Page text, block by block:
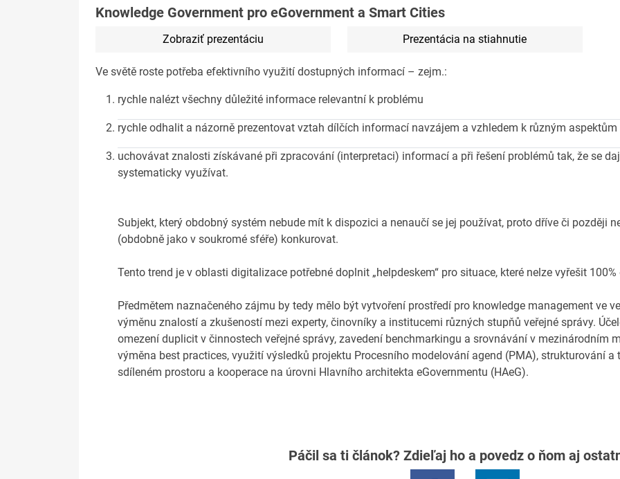
Knowledge Government pro eGovernment a Smart Cities
Zobraziť prezentáciu Prezentácia na stiahnutie
Ve světě roste potřeba efektivního využití dostupných informací – zejm.:
rychle nalézt všechny důležité informace relevantní k problému
rychle odhalit a názorně prezentovat vztah dílčích informací navzájem a vzhledem k různým
uchovávat znalosti získávané při zpracování (interpretaci) informací a při řešení problémů tak, že se
systematicky využívat.
Subjekt, který obdobný systém nebude mít k dispozici a nenaučí se jej používat, proto dříve či později
(obdobně jako v soukromé sféře) konkurovat.
Tento trend je v oblasti digitalizace potřebné doplnit „helpdeskem“ pro situace, které nelze vyřešit 100%
Předmětem naznačeného zájmu by tedy mělo být vytvoření prostředí pro knowledge management ve
výměnu znalostí a zkušeností mezi experty, činovníky a institucemi různých stupňů veřejné správy.
omezení duplicit v činnostech veřejné správy, zavedení benchmarkingu a srovnávání v mezinárodním
výměna best practices, využití výsledků projektu Procesního modelování agend (PMA), strukturování a
sdíleném prostoru a kooperace na úrovni Hlavního architekta eGovernmentu (HAeG).
Páčil sa ti článok? Zdieľaj ho a povedz o ňom aj